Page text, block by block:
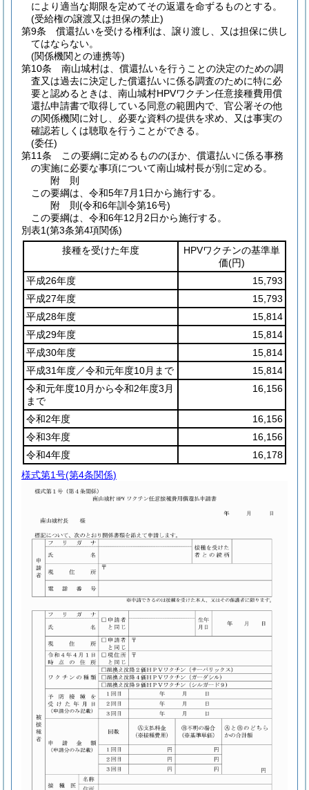
により適当な期限を定めてその返還を命ずるものとする。
(受給権の譲渡又は担保の禁止)
第9条
償還払いを受ける権利は、譲り渡し、又は担保に供し
てはならない。
(関係機関との連携等)
第10条
南山城村は、償還払いを行うことの決定のための調
査又は過去に決定した償還払いに係る調査のために特に必
要と認めるときは、南山城村HPVワクチン任意接種費用償
還払申請書で取得している同意の範囲内で、官公署その他
の関係機関に対し、必要な資料の提供を求め、又は事実の
確認若しくは聴取を行うことができる。
(委任)
第11条
この要綱に定めるもののほか、償還払いに係る事務
の実施に必要な事項について南山城村長が別に定める。
附 則
この要綱は、令和5年7月1日から施行する。
附 則(令和6年訓令第16号)
この要綱は、令和6年12月2日から施行する。
別表1(第3条第4項関係)
接種を受けた年度
HPVワクチンの基準単
価(円)
平成26年度
15,793
平成27年度
15,793
平成28年度
15,814
平成29年度
15,814
平成30年度
15,814
平成31年度／令和元年度10月まで
15,814
令和元年度10月から令和2年度3月
まで
16,156
令和2年度
16,156
令和3年度
16,156
令和4年度
16,178
様式第1号(第4条関係)